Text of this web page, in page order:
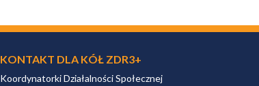
KONTAKT DLA KÓŁ ZDR3+
Koordynatorki Działalności Społecznej